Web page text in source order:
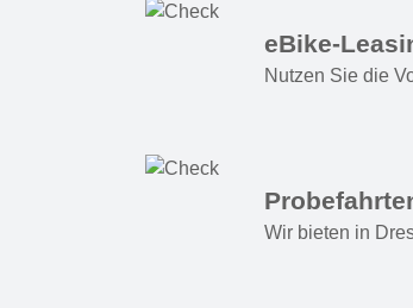
eBike-
Nutzen Sie die
Wir bieten in